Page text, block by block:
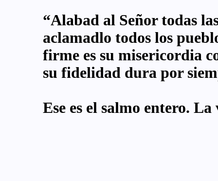
“Alabad al Señor todas
aclamadlo todos los
firme es su misericordia
su fidelidad dura por
Ese es el salmo entero.